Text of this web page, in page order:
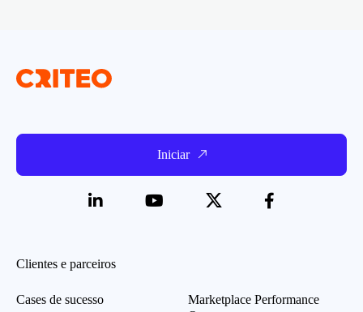
Iniciar
Clientes e parceiros
Cases de sucesso
Marketplace Performance